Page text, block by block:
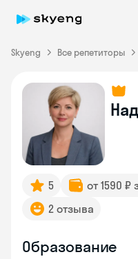
Skyeng Все репетиторы
5 от 1590 ₽
2 отзыва
Образование
Skyeng Chat
online